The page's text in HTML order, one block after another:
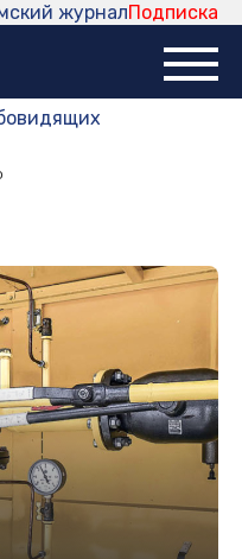
Подписка
журнал